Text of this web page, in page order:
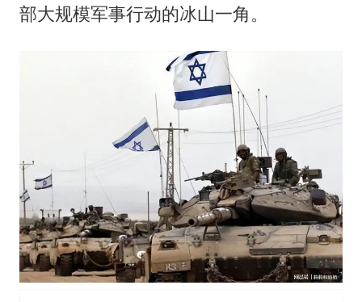
部大规模军事行动的冰山一角。